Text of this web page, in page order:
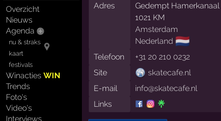
Overzicht
Nieuws
Agenda
nu & straks
kaart
festivals
WinactiesWIN
Trends
Foto's
Video's
Interviews
Adres
Gedempt Hamerkanaal
1021 KM
Amsterdam
Nederland 🇳🇱
Telefoon
+31 20 210 0232
Site
skatecafe.nl
E-mail
info@skatecafe.nl
Links